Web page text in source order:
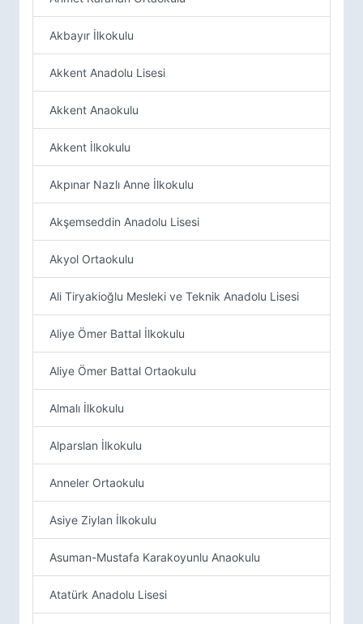
Akbayır İlkokulu
Akkent Anadolu Lisesi
Akkent Anaokulu
Akkent İlkokulu
Akpınar Nazlı Anne İlkokulu
Akşemseddin Anadolu Lisesi
Akyol Ortaokulu
Ali Tiryakioğlu Mesleki ve Teknik Anadolu Lisesi
Aliye Ömer Battal İlkokulu
Aliye Ömer Battal Ortaokulu
Almalı İlkokulu
Alparslan İlkokulu
Anneler Ortaokulu
Asiye Ziylan İlkokulu
Asuman-Mustafa Karakoyunlu Anaokulu
Atatürk Anadolu Lisesi